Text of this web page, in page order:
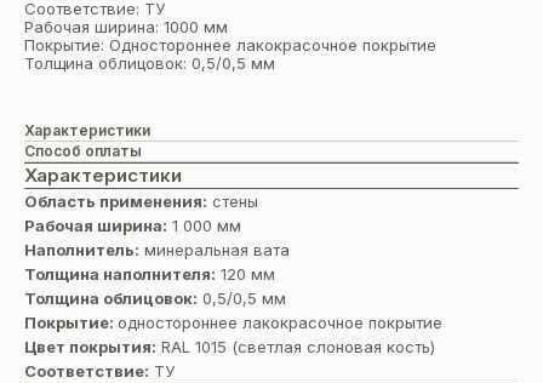
Соответствие: ТУ
Рабочая ширина: 1000 мм
Покрытие: Одностороннее лакокрасочное покрытие
Толщина облицовок: 0,5/0,5 мм
Характеристики
Способ оплаты
Характеристики
Область применения: стены
Рабочая ширина: 1 000 мм
Наполнитель: минеральная вата
Толщина наполнителя: 120 мм
Толщина облицовок: 0,5/0,5 мм
Покрытие: одностороннее лакокрасочное покрытие
Цвет покрытия: RAL 1015 (светлая cлоновая кость)
Соответствие: ТУ